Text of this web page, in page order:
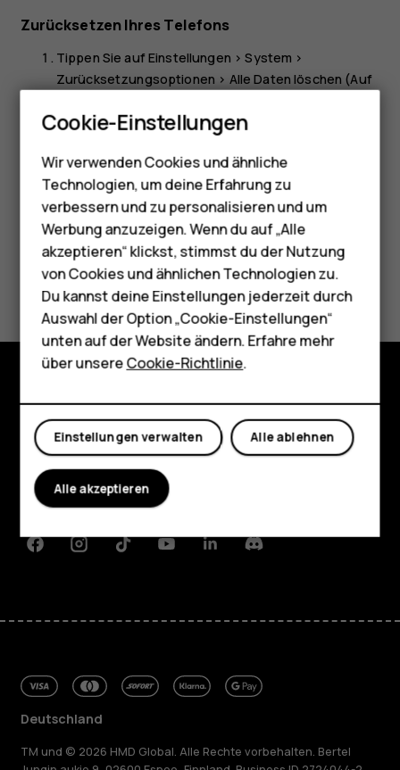
Smartphones
Feature Phones
Telefone für Senioren
Zubehör
HMD Terra M
Für Unternehmen
Tablets
Shop
Mein Konto
Zurücksetzen Ihres Telefons
Tippen Sie aufEinstellungen >System >
Zurücksetzungsoptionen > Alle Daten löschen (Auf
Befolgen Sie die auf Ihrem Telefon angezeigten
Anweisungen.
Did you find this helpful?
Ja Nein
Shop
Über
Planet and people
FacebookInstagramTiktokYoutubeLinkedinDiscord
Deutschland
TM und © 2026 HMD Global. Alle Rechte vorbehalten. Bertel
Cookie-Einstellungen
Wir verwenden Cookies und ähnliche
Technologien, um deine Erfahrung zu
verbessern und zu personalisieren und um
Werbung anzuzeigen. Wenn du auf „Alle
akzeptieren“ klickst, stimmst du der Nutzung
von Cookies und ähnlichen Technologien zu.
Du kannst deine Einstellungen jederzeit durch
Auswahl der Option „Cookie-Einstellungen“
unten auf der Website ändern. Erfahre mehr
über unsereCookie-Richtlinie.
Alle ablehnen
Einstellungen verwalten
Alle akzeptieren